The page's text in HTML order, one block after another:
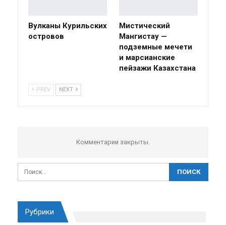
Вулканы Курильских
островов
Мистический
Мангистау —
подземные мечети
и марсианские
пейзажи Казахстана
PREV NEXT
Комментарии закрыты.
Рубрики